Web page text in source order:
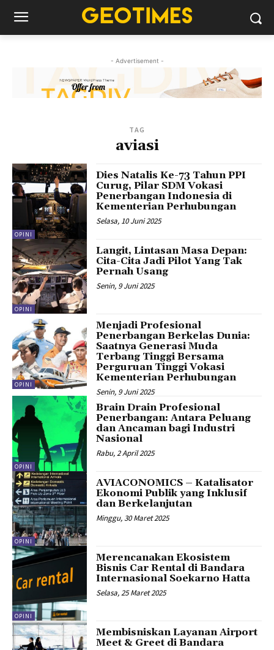
- Advertisement -
TAG
aviasi
OPINI
Dies Natalis Ke-73 Tahun PPI
Curug, Pilar SDM Vokasi
Penerbangan Indonesia di
Kementerian Perhubungan
Selasa, 10 Juni 2025
OPINI
Langit, Lintasan Masa Depan:
Cita-Cita Jadi Pilot Yang Tak
Pernah Usang
Senin, 9 Juni 2025
OPINI
Menjadi Profesional
Penerbangan Berkelas Dunia:
Saatnya Generasi Muda
Terbang Tinggi Bersama
Perguruan Tinggi Vokasi
Kementerian Perhubungan
Senin, 9 Juni 2025
OPINI
Brain Drain Profesional
Penerbangan: Antara Peluang
dan Ancaman bagi Industri
Nasional
Rabu, 2 April 2025
OPINI
AVIACONOMICS – Katalisator
Ekonomi Publik yang Inklusif
dan Berkelanjutan
Minggu, 30 Maret 2025
OPINI
Merencanakan Ekosistem
Bisnis Car Rental di Bandara
Internasional Soekarno Hatta
Selasa, 25 Maret 2025
Membisniskan Layanan Airport
Meet & Greet di Bandara